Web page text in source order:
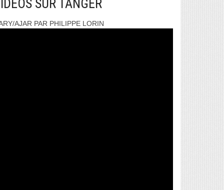
SUR TANGER
AJAR PAR PHILIPPE LORIN